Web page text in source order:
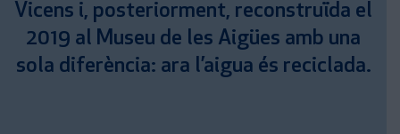
Vicens i, posteriorment, reconstruïda el
2019 al Museu de les Aigües amb una
sola diferència: ara l’aigua és reciclada.